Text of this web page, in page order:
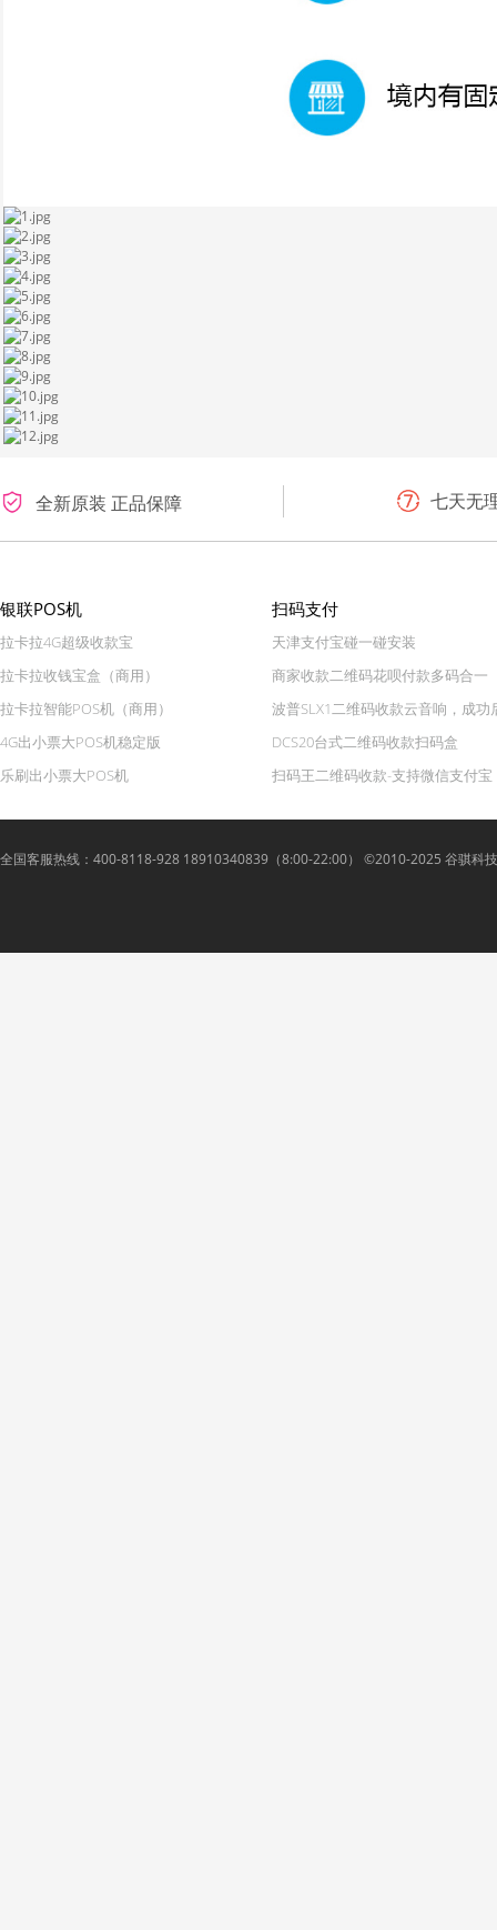
全新原装 正品保障 七天无
银联POS机
拉卡拉4G超级收款宝
拉卡拉收钱宝盒（商用）
拉卡拉智能POS机（商用）
4G出小票大POS机稳定版
乐刷出小票大POS机
扫码支付
天津支付宝碰一碰安装
商家收款二维码花呗付款多码合一
波普SLX1二维码收款云音响，成功
DCS20台式二维码收款扫码盒
扫码王二维码收款-支持微信支付宝
全国客服热线：400-8118-928 18910340839（8:00-22:00） ©2010-2025 谷骐科